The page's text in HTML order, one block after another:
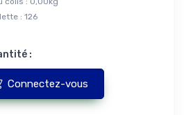
: 126
:
Connectez-vous